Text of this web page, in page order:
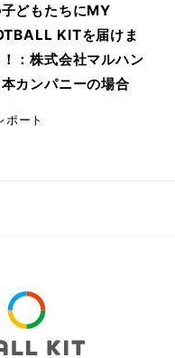
どもたちにMY
KITを届けま
！：株式会社マルハン
カンパニーの場合
ポート